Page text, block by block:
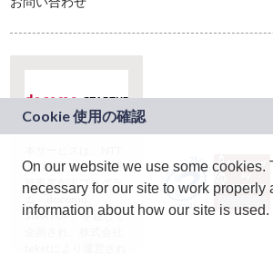
ドコモグループの新
規事業創出プログラ
ム「docomo
STARTUP」を通じて
On our website we use some cookies.
necessary for our site to work properly
information about how our site is used.